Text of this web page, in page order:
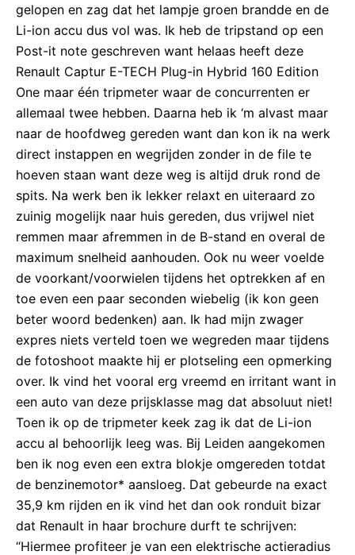
gelopen en zag dat het lampje groen brandde en de
Li-ion accu dus vol was. Ik heb de tripstand op een
Post-it note geschreven want helaas heeft deze
Renault Captur E-TECH Plug-in Hybrid 160 Edition
One maar één tripmeter waar de concurrenten er
allemaal twee hebben. Daarna heb ik ‘m alvast maar
naar de hoofdweg gereden want dan kon ik na werk
direct instappen en wegrijden zonder in de file te
hoeven staan want deze weg is altijd druk rond de
spits. Na werk ben ik lekker relaxt en uiteraard zo
zuinig mogelijk naar huis gereden, dus vrijwel niet
remmen maar afremmen in de B-stand en overal de
maximum snelheid aanhouden. Ook nu weer voelde
de voorkant/voorwielen tijdens het optrekken af en
toe even een paar seconden wiebelig (ik kon geen
beter woord bedenken) aan. Ik had mijn zwager
expres niets verteld toen we wegreden maar tijdens
de fotoshoot maakte hij er plotseling een opmerking
over. Ik vind het vooral erg vreemd en irritant want in
een auto van deze prijsklasse mag dat absoluut niet!
Toen ik op de tripmeter keek zag ik dat de Li-ion
accu al behoorlijk leeg was. Bij Leiden aangekomen
ben ik nog even een extra blokje omgereden totdat
de benzinemotor* aansloeg. Dat gebeurde na exact
35,9 km rijden en ik vind het dan ook ronduit bizar
dat Renault in haar brochure durft te schrijven:
“Hiermee profiteer je van een elektrische actieradius